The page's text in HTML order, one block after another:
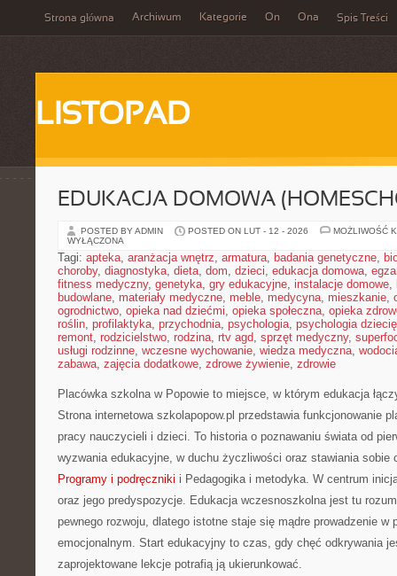
Strona główna Archiwum Kategorie On Ona Spis Treści
LISTOPAD
EDUKACJA DOMOWA
POSTED BY ADMIN POSTED ON LUT - 12 - 2026
MOŻLIWOŚĆ
WYŁĄCZONA
Tagi: apteka, aranżacja wnętrz, armatura, badania genetyczne,
choroby, diagnostyka, dieta, dom, dzieci, edukacja domowa,
fitness medyczny, genetyka, gry edukacyjne, instalacje domowe,
budowlane, materiały medyczne, meble, medycyna, mieszkanie,
ogrodnictwo, opieka nad dziećmi, opieka społeczna, opieka
roślin, profilaktyka, przychodnia, psychologia, psychologia
remont, rodzicielstwo, rodzina, rtv agd, sprzęt medyczny,
usługi rodzinne, wczesne wychowanie, wiedza medyczna,
zabawa, zajęcia dodatkowe, zdrowe żywienie, zdrowie
Placówka szkolna w Popowie to miejsce, w którym edukacja
Strona internetowa szkolapopow.pl przedstawia funkcjonowanie
pracy nauczycieli i dzieci. To historia o poznawaniu świata od
wyzwania edukacyjne, w duchu życzliwości oraz stawiania sobie
Programy i podręczniki i Pedagogika i metodyka. W centrum
oraz jego predyspozycje. Edukacja wczesnoszkolna jest tu
pewnego rozwoju, dlatego istotne staje się mądre prowadzenie w
emocjonalnym. Start edukacyjny to czas, gdy chęć odkrywania
zaprojektowane lekcje potrafią ją ukierunkować.